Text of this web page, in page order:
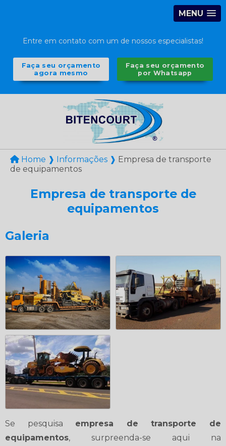
MENU
Entre em contato com um de nossos especialistas!
Faça seu orçamento
agora mesmo
Faça seu orçamento
por Whatsapp
Home ❱ Informações ❱ Empresa de transporte
de equipamentos
Empresa de transporte de
equipamentos
Galeria
Se pesquisa empresa de transporte de
equipamentos, surpreenda-se aqui na